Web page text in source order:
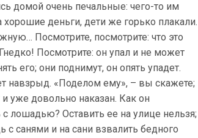
домой очень печальные: чего-то им
хорошие деньги, дети же горько плакали.
Посмотрите, посмотрите: что это
Посмотрите: он упал и не может
его; они поднимут, он опять упадет.
навзрыд. «Поделом ему», – вы скажете;
уже довольно наказан. Как он
с лошадью? Оставить ее на улице нельзя;
санями и на сани взвалить бедного